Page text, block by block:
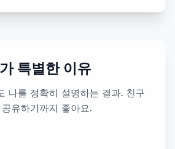
특별한 이유
나를 정확히 설명하는 결과. 친구
유하기까지 좋아요.